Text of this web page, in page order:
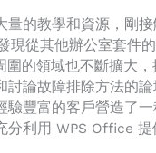
量的教學和資源，剛接
現從其他辦公室套件
的領域也不斷擴大
討論故障排除方法的
驗豐富的客戶營造了
分利用 WPS Office 提